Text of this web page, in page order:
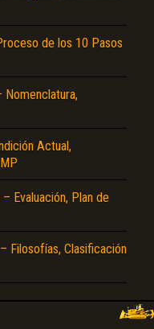
de los 10 Pasos
Nomenclatura,
Actual,
Evaluación, Plan de
Filosofías, Clasificación